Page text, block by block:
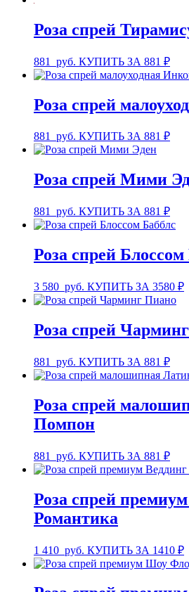
Роза спрей
881 руб. КУПИТЬ ЗА 881 ₽
Роза спрей
881 руб. КУПИТЬ ЗА 881 ₽
Роза спрей Мими
881 руб. КУПИТЬ ЗА 881 ₽
Роза спрей Блоссом
3 580 руб. КУПИТЬ ЗА 3580 ₽
Роза спрей
881 руб. КУПИТЬ ЗА 881 ₽
Роза спрей
Помпон
881 руб. КУПИТЬ ЗА 881 ₽
Роза спрей
Романтика
1 410 руб. КУПИТЬ ЗА 1410 ₽